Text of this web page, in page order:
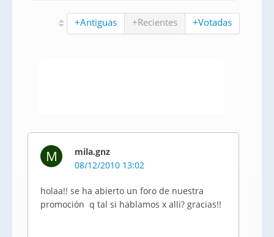
+Antiguas +Recientes +Votadas
M
mila.gnz
08/12/2010 13:02
holaa!! se ha abierto un foro de nuestra
promoción q tal si hablamos x alli? gracias!!